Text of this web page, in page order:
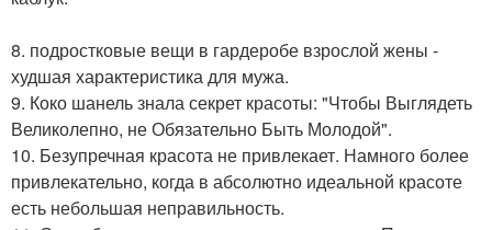
8. подростковые вещи в гардеробе взрослой жены -
худшая характеристика для мужа.
9. Коко шанель знала секрет красоты: "Чтобы Выглядеть
Великолепно, не Обязательно Быть Молодой".
10. Безупречная красота не привлекает. Намного более
привлекательно, когда в абсолютно идеальной красоте
есть небольшая неправильность.